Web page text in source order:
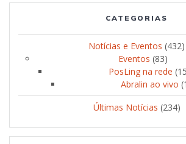
CATEGORIAS
Notícias e Eventos (432)
Eventos (83)
PosLing na rede
Abralin ao vivo
Últimas Notícias (234)